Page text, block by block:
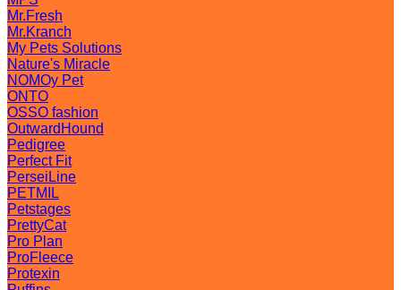
Mr.Fresh
Mr.Kranch
My Pets Solutions
Nature's Miracle
NOMOy Pet
ONTO
OSSO fashion
OutwardHound
Pedigree
Perfect Fit
PerseiLine
PETMIL
Petstages
PrettyCat
Pro Plan
ProFleece
Protexin